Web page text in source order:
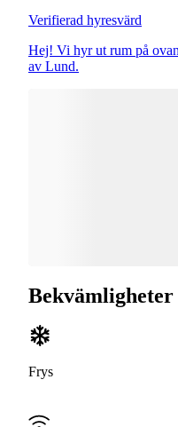
Verifierad hyresvärd
Hej! Vi hyr ut rum på
av Lund.
Bekvämligheter
Frys